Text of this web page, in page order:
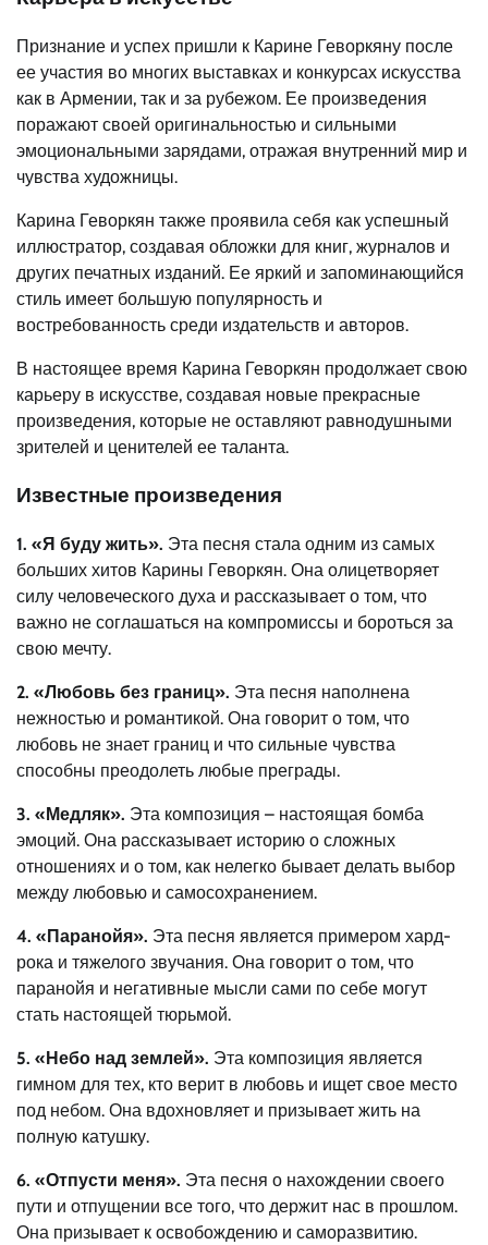
Признание и успех пришли к Карине Геворкяну после
ее участия во многих выставках и конкурсах искусства
как в Армении, так и за рубежом. Ее произведения
поражают своей оригинальностью и сильными
эмоциональными зарядами, отражая внутренний мир и
чувства художницы.
Карина Геворкян также проявила себя как успешный
иллюстратор, создавая обложки для книг, журналов и
других печатных изданий. Ее яркий и запоминающийся
стиль имеет большую популярность и
востребованность среди издательств и авторов.
В настоящее время Карина Геворкян продолжает свою
карьеру в искусстве, создавая новые прекрасные
произведения, которые не оставляют равнодушными
зрителей и ценителей ее таланта.
Известные произведения
1. «Я буду жить». Эта песня стала одним из самых
больших хитов Карины Геворкян. Она олицетворяет
силу человеческого духа и рассказывает о том, что
важно не соглашаться на компромиссы и бороться за
свою мечту.
2. «Любовь без границ». Эта песня наполнена
нежностью и романтикой. Она говорит о том, что
любовь не знает границ и что сильные чувства
способны преодолеть любые преграды.
3. «Медляк». Эта композиция – настоящая бомба
эмоций. Она рассказывает историю о сложных
отношениях и о том, как нелегко бывает делать выбор
между любовью и самосохранением.
4. «Паранойя». Эта песня является примером хард-
рока и тяжелого звучания. Она говорит о том, что
паранойя и негативные мысли сами по себе могут
стать настоящей тюрьмой.
5. «Небо над землей». Эта композиция является
гимном для тех, кто верит в любовь и ищет свое место
под небом. Она вдохновляет и призывает жить на
полную катушку.
6. «Отпусти меня». Эта песня о нахождении своего
пути и отпущении все того, что держит нас в прошлом.
Она призывает к освобождению и саморазвитию.